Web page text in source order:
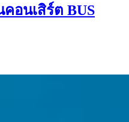
อนเสิร์ต BUS